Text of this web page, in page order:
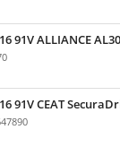
91V ALLIANCE AL30
91V CEAT